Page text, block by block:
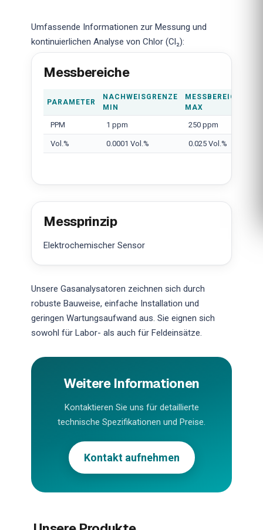
Umfassende Informationen zur Messung und
kontinuierlichen Analyse von Chlor (Cl₂):
Messbereiche
PARAMETER
NACHWEISGRENZE
MIN
MESSBEREICH
MAX
PPM 1 ppm 250 ppm
Vol.% 0.0001 Vol.% 0.025 Vol.%
Messprinzip
Elektrochemischer Sensor
Unsere Gasanalysatoren zeichnen sich durch
robuste Bauweise, einfache Installation und
geringen Wartungsaufwand aus. Sie eignen sich
sowohl für Labor- als auch für Feldeinsätze.
Weitere Informationen
Kontaktieren Sie uns für detaillierte
technische Spezifikationen und Preise.
Kontakt aufnehmen